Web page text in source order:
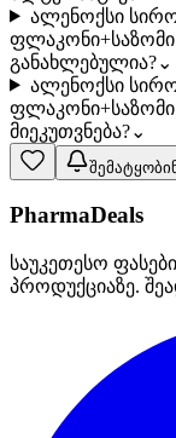
ალენოქსი
ფლაკონი+საზომი
განახლებულია?⌄
ალენოქსი
მიეკუთვნება?⌄
PharmaDeals
საუკეთესო
პროდუქციაზე.